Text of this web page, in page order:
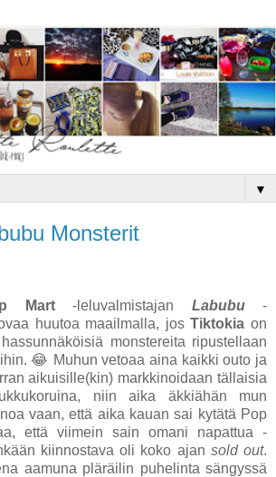
▼
Monsterit
Mart-leluvalmistajan Labubu-
huutoa maailmalla, josTiktokia on
monstereita ripustellaan
😂 Muhun vetoaa aina kaikki outo ja
aikuisille(kin) markkinoidaan tällaisia
niin aika äkkiähän mun
vaan, että aika kauan sai kytätä Pop
että viimein sain omani napattua -
kiinnostava oli koko ajan sold out.
aamuna pläräilin puhelinta sängyssä